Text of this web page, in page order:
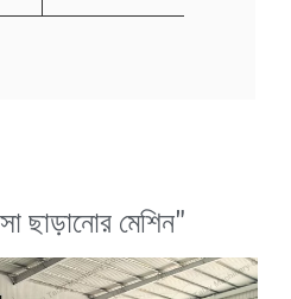
ছাড়ানোর মেশিন"